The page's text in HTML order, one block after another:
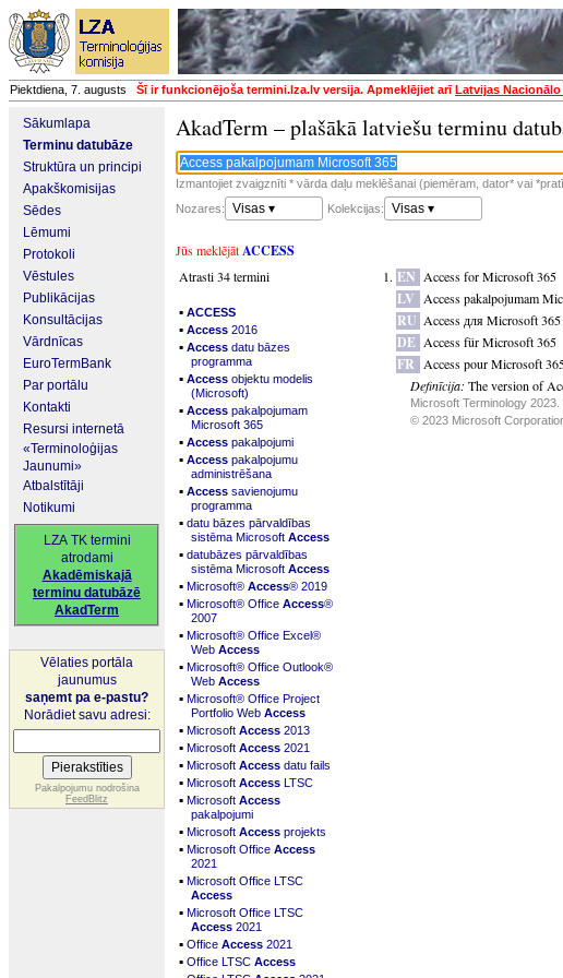
Piektdiena, 7. augusts Šī ir funkcionējoša termini.lza.lv versija. Apmeklējiet arīLatvijas
Sākumlapa
Terminu datubāze
Struktūra un principi
Apakškomisijas
Sēdes
Lēmumi
Protokoli
Vēstules
Publikācijas
Konsultācijas
Vārdnīcas
EuroTermBank
Par portālu
Kontakti
Resursi internetā
«Terminoloģijas
Jaunumi»
Atbalstītāji
Notikumi
LZA TK termini
atrodami
Akadēmiskajā
terminu datubāzē
AkadTerm
Vēlaties portāla
jaunumus
saņemt pa e-pastu?
Norādiet savu adresi:
Pakalpojumu nodrošina
FeedBlitz
AkadTerm – plašākā latviešu terminu
Izmantojiet zvaigznīti * vārda daļu meklēšanai (piemēram, dator* vai
Nozares:
Visas ▾ Kolekcijas: Visas ▾
Jūs meklējātACCESS
Atrasti 34 termini
▪ ACCESS
▪ Access 2016
▪ Access datu bāzes
programma
▪ Access objektu modelis
(Microsoft)
▪ Access pakalpojumam
Microsoft 365
▪ Access pakalpojumi
▪ Access pakalpojumu
administrēšana
▪ Access savienojumu
programma
▪ datu bāzes pārvaldības
sistēma Microsoft Access
▪ datubāzes pārvaldības
sistēma Microsoft Access
▪ Microsoft® Access® 2019
▪ Microsoft® Office Access®
2007
▪ Microsoft® Office Excel®
Web Access
▪ Microsoft® Office Outlook®
Web Access
▪ Microsoft® Office Project
Portfolio Web Access
▪ Microsoft Access 2013
▪ Microsoft Access 2021
▪ Microsoft Access datu fails
▪ Microsoft Access LTSC
▪ Microsoft Access
pakalpojumi
▪ Microsoft Access projekts
▪ Microsoft Office Access
2021
▪ Microsoft Office LTSC
Access
▪ Microsoft Office LTSC
Access 2021
▪ Office Access 2021
▪ Office LTSC Access
EN Access for Microsoft 365
LV Access pakalpojumam
RU Access для Microsoft 365
DE Access für Microsoft 365
FR
Access pour Microsoft
Definīcija: The version of
Microsoft Terminology
© 2023 Microsoft